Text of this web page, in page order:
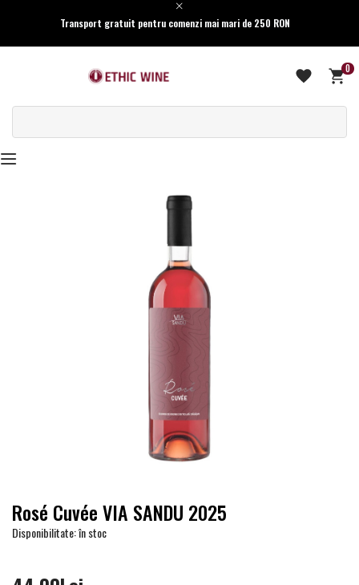
Transport gratuit pentru comenzi mai mari de 250 RON
0
Rosé Cuvée VIA SANDU 2025
Disponibilitate: în stoc